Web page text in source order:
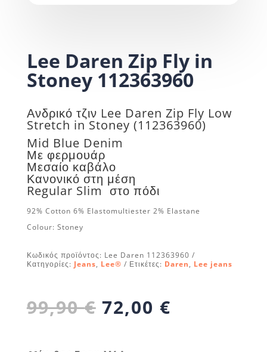
Lee Daren Zip Fly in
Stoney 112363960
Ανδρικό τζιν Lee Daren Zip Fly Low
Stretch inStoney (112363960)
Mid Blue Denim
Με φερμουάρ
Μεσαίο καβάλο
Κανονικό στη μέση
Regular Slim στο πόδι
92% Cotton 6% Elastomultiester 2% Elastane
Colour: Stoney
Κωδικός προϊόντος: Lee Daren 112363960
Κατηγορίες: Jeans, Lee® Ετικέτες: Daren, Lee jeans
99,90€ Original
price
72,00 €